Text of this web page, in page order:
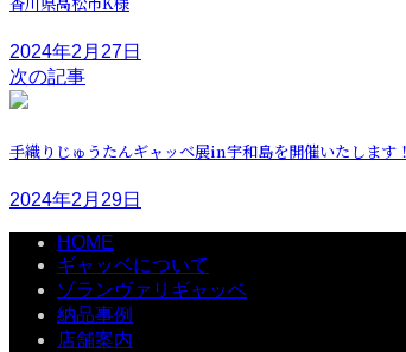
2024年2月27日
次の記事
手織りじゅうたんギャッベ展in宇和島を開催いたします！
2024年2月29日
HOME
ギャッベについて
ゾランヴァリギャッベ
納品事例
店舗案内